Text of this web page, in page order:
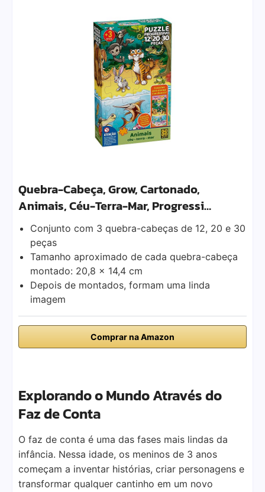
Quebra-Cabeça, Grow, Cartonado,
Animais, Céu-Terra-Mar, Progressi…
Conjunto com 3 quebra-cabeças de 12, 20 e 30
peças
Tamanho aproximado de cada quebra-cabeça
montado: 20,8 x 14,4 cm
Depois de montados, formam uma linda
imagem
Comprar na Amazon
Explorando o Mundo Através do
Faz de Conta
O faz de conta é uma das fases mais lindas da
infância. Nessa idade, os meninos de 3 anos
começam a inventar histórias, criar personagens e
transformar qualquer cantinho em um novo